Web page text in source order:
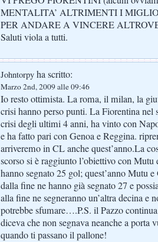
MENTALITA’ ALTRIMENTI I
PER ANDARE A VINCERE
Saluti viola a tutti.
Johntorpy ha scritto:
Marzo 2nd, 2009 alle 09:46
Io resto ottimista. La roma, il milan, la
crisi hanno perso punti. La Fiorentina
crisi degli ultimi 4 anni, ha vinto con
e ha fatto pari con Genoa e Reggina.
arriveremo in CL anche quest’anno.La
scorso si è raggiunto l’obiettivo con Mutu
hanno segnato 25 gol; quest’anno Mutu
dalla fine ne hanno già segnato 27 e
alla fine ne segneranno un’altra decina e
potrebbe sfumare….P.S. il Pazzo
diceva che non segnava neanche a porta
quando ti passano il pallone!